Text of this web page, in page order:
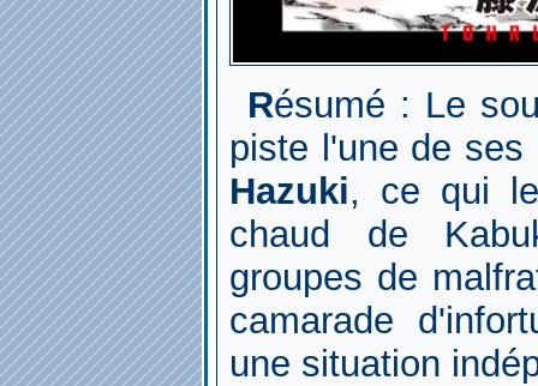
Résumé : Le
piste l'une de
Hazuki, ce qui
chaud de
groupes de
camarade
une situation